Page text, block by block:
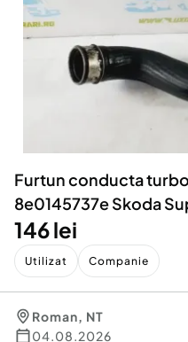
Servicii
Animale de companie
Afaceri și
Inchiriere Bunuri si
Utilaje agricole si
Piese auto si accesorii
Dacia Duster
Furtun conducta
8e0145737e Skoda
146 lei
Utilizat Companie
Roman, NT
04.08.2026